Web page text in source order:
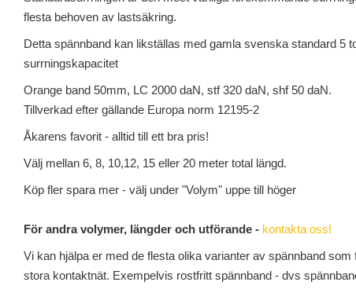
flesta behoven av lastsäkring.
Detta spännband kan likställas med gamla svenska standard 5
surrningskapacitet
Orange band 50mm, LC 2000 daN, stf 320 daN, shf 50 daN.
Tillverkad efter gällande Europa norm 12195-2
Åkarens favorit - alltid till ett bra pris!
Välj mellan 6, 8, 10,12, 15 eller 20 meter total längd.
Köp fler spara mer - välj under "Volym" uppe till höger
För andra volymer, längder och utförande - kontakta oss!
Vi kan hjälpa er med de flesta olika varianter av spännband
stora kontaktnät. Exempelvis rostfritt spännband - dvs